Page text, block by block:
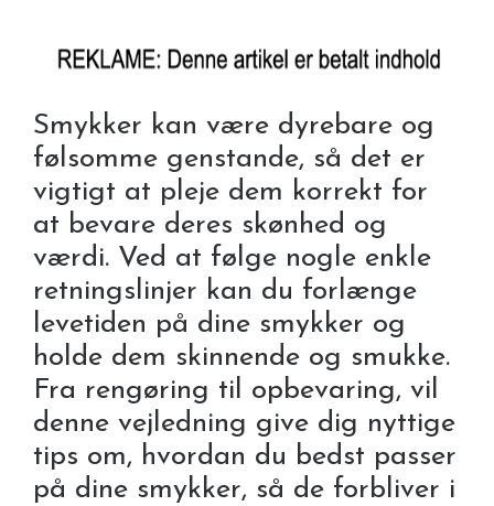
Smykker kan være dyrebare og
følsomme genstande, så det er
vigtigt at pleje dem korrekt for
at bevare deres skønhed og
værdi. Ved at følge nogle enkle
retningslinjer kan du forlænge
levetiden på dine smykker og
holde dem skinnende og smukke.
Fra rengøring til opbevaring, vil
denne vejledning give dig nyttige
tips om, hvordan du bedst passer
på dine smykker, så de forbliver i